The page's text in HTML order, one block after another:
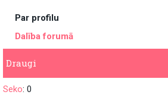
Par profilu
Dalība forumā
Draugi
Seko: 0